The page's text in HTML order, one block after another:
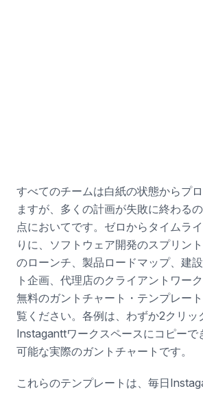
すべてのチームは白紙の状態からプ
ますが、多くの計画が失敗に終わる
点においてです。ゼロからタイムラ
りに、ソフトウェア開発のスプリン
のローンチ、製品ロードマップ、建
ト企画、代理店のクライアントワー
無料のガントチャート・テンプレー
覧ください。各例は、わずか2クリッ
Instaganttワークスペースにコピーで
可能な実際のガントチャートです。
これらのテンプレートは、毎日